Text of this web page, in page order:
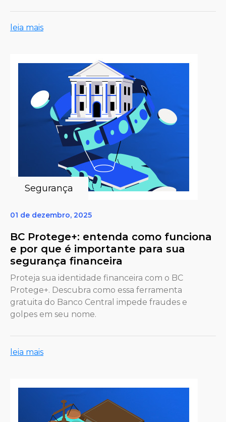
leia mais
Segurança
01 de dezembro, 2025
BC Protege+: entenda como funciona
e por que é importante para sua
segurança financeira
Proteja sua identidade financeira com o BC
Protege+. Descubra como essa ferramenta
gratuita do Banco Central impede fraudes e
golpes em seu nome.
leia mais